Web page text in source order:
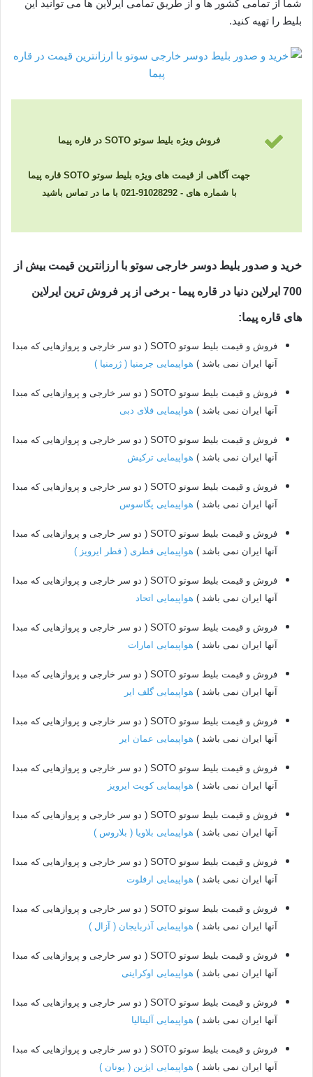
شما از تمامی کشور ها و از طریق تمامی ایرلاین ها می توانید این
بلیط را تهیه کنید.
فروش ویژه بلیط سوتو SOTO در قاره پیما
جهت آگاهی از قیمت های ویژه بلیط سوتو SOTO قاره پیما
با شماره های - 91028292-021 با ما در تماس باشید
خرید و صدور بلیط دوسر خارجی سوتو با ارزانترین قیمت بیش از
700 ایرلاین دنیا در قاره پیما - برخی از پر فروش ترین ایرلاین
های قاره پیما:
فروش و قیمت بلیط سوتو SOTO ( دو سر خارجی و پروازهایی که مبدا
آنها ایران نمی باشد ) هواپیمایی جرمنیا ( ژرمنیا )
فروش و قیمت بلیط سوتو SOTO ( دو سر خارجی و پروازهایی که مبدا
آنها ایران نمی باشد ) هواپیمایی فلای دبی
فروش و قیمت بلیط سوتو SOTO ( دو سر خارجی و پروازهایی که مبدا
آنها ایران نمی باشد ) هواپیمایی ترکیش
فروش و قیمت بلیط سوتو SOTO ( دو سر خارجی و پروازهایی که مبدا
آنها ایران نمی باشد ) هواپیمایی پگاسوس
فروش و قیمت بلیط سوتو SOTO ( دو سر خارجی و پروازهایی که مبدا
آنها ایران نمی باشد ) هواپیمایی قطری ( قطر ایرویز )
فروش و قیمت بلیط سوتو SOTO ( دو سر خارجی و پروازهایی که مبدا
آنها ایران نمی باشد ) هواپیمایی اتحاد
فروش و قیمت بلیط سوتو SOTO ( دو سر خارجی و پروازهایی که مبدا
آنها ایران نمی باشد ) هواپیمایی امارات
فروش و قیمت بلیط سوتو SOTO ( دو سر خارجی و پروازهایی که مبدا
آنها ایران نمی باشد ) هواپیمایی گلف ایر
فروش و قیمت بلیط سوتو SOTO ( دو سر خارجی و پروازهایی که مبدا
آنها ایران نمی باشد ) هواپیمایی عمان ایر
فروش و قیمت بلیط سوتو SOTO ( دو سر خارجی و پروازهایی که مبدا
آنها ایران نمی باشد ) هواپیمایی کویت ایرویز
فروش و قیمت بلیط سوتو SOTO ( دو سر خارجی و پروازهایی که مبدا
آنها ایران نمی باشد ) هواپیمایی بلاویا ( بلاروس )
فروش و قیمت بلیط سوتو SOTO ( دو سر خارجی و پروازهایی که مبدا
آنها ایران نمی باشد ) هواپیمایی ارفلوت
فروش و قیمت بلیط سوتو SOTO ( دو سر خارجی و پروازهایی که مبدا
آنها ایران نمی باشد ) هواپیمایی آذربایجان ( آزال )
فروش و قیمت بلیط سوتو SOTO ( دو سر خارجی و پروازهایی که مبدا
آنها ایران نمی باشد ) هواپیمایی اوکراینی
فروش و قیمت بلیط سوتو SOTO ( دو سر خارجی و پروازهایی که مبدا
آنها ایران نمی باشد ) هواپیمایی آلیتالیا
فروش و قیمت بلیط سوتو SOTO ( دو سر خارجی و پروازهایی که مبدا
آنها ایران نمی باشد ) هواپیمایی ایژین ( یونان )